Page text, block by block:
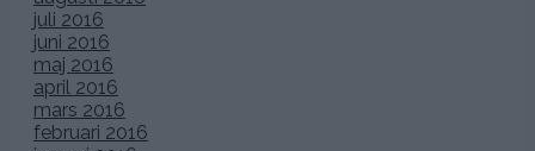
juli 2016
juni 2016
maj 2016
april 2016
mars 2016
februari 2016